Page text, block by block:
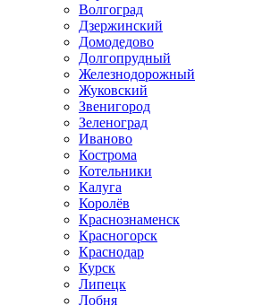
Волгоград
Дзержинский
Домодедово
Долгопрудный
Железнодорожный
Жуковский
Звенигород
Зеленоград
Иваново
Кострома
Котельники
Калуга
Королёв
Краснознаменск
Красногорск
Краснодар
Курск
Липецк
Лобня